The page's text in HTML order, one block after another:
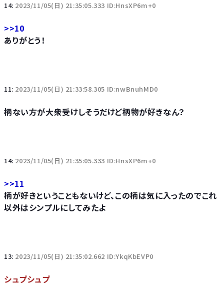
14: 2023/11/05(日) 21:35:05.333 ID:HnsXP6m+0
>>10
ありがとう！
11: 2023/11/05(日) 21:33:58.305 ID:nwBnuhMD0
柄ない方が大衆受けしそうだけど柄物が好きなん？
14: 2023/11/05(日) 21:35:05.333 ID:HnsXP6m+0
>>11
柄が好きということもないけど、この柄は気に入ったのでこれ
以外はシンプルにしてみたよ
13: 2023/11/05(日) 21:35:02.662 ID:YkqKbEVP0
シュプシュプ